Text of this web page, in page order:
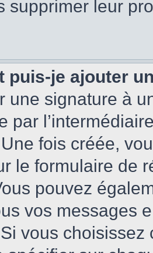
supprimer leur
puis-je ajouter
une signature à
par
Une fois créée,
le formulaire de
pouvez
vos messages
vous